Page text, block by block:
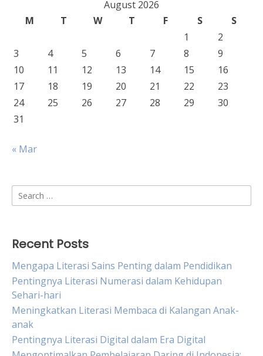
August 2026
M
T W T F S
S
1
2
3
4 5 6 7 8
9
10
11 12 13 14 15
16
17
18 19 20 21 22
23
24
25 26 27 28 29
30
31
« Mar
Search
for:
Recent Posts
Mengapa Literasi Sains Penting dalam Pendidikan
Pentingnya Literasi Numerasi dalam Kehidupan
Sehari-hari
Meningkatkan Literasi Membaca di Kalangan Anak-
anak
Pentingnya Literasi Digital dalam Era Digital